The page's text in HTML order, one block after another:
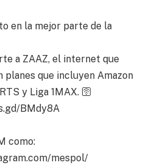
en la mejor parte de la
a ZAAZ, el internet que
planes que incluyen Amazon
y Liga 1MAX. 🛜​
BMdy8A
como:
mespol/